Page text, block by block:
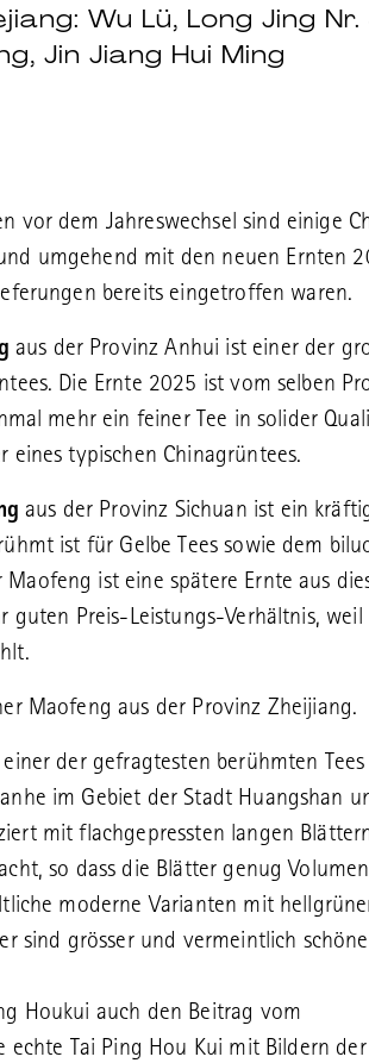
Wu Lü, Long Jing Nr.
Jin Jiang Hui Ming
vor dem Jahreswechsel sind einige
umgehend mit den neuen Ernten
bereits eingetroffen waren.
aus der Provinz Anhui ist einer der
Die Ernte 2025 ist vom selben
mehr ein feiner Tee in solider
eines typischen Chinagrüntees.
aus der Provinz Sichuan ist ein
ist für Gelbe Tees sowie dem
Maofeng ist eine spätere Ernte aus
guten Preis-Leistungs-Verhältnis,
Maofeng aus der Provinz Zheijiang.
einer der gefragtesten berühmten Tees
im Gebiet der Stadt Huangshan
mit flachgepressten langen
so dass die Blätter genug
moderne Varianten mit
sind grösser und vermeintlich
Houkui auch den Beitrag vom
echte Tai Ping Hou Kui mit Bildern